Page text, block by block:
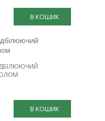
В КОШИК
В КОШИК